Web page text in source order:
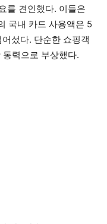
를 견인했다. 이들은
국내 카드 사용액은 5
섰다. 단순한 쇼핑객
동력으로 부상했다.